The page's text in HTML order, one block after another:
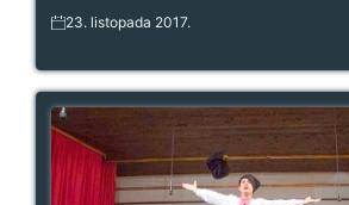
23. listopada 2017.